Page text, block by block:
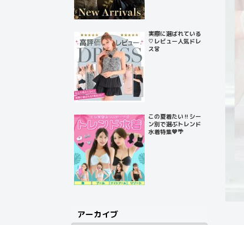
実際に選ばれている
♡レビュー人気ドレ
ス👗
この夏着たい‼️シー
ン別で選ぶトレンド
水着特集💙🌴
アーカイブ